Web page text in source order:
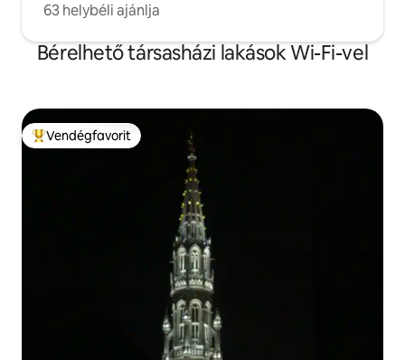
63 helybéli ajánlja
Bérelhető társasházi lakások Wi-Fi-vel
Kiemelt vendégfavorit
Vendégfavorit